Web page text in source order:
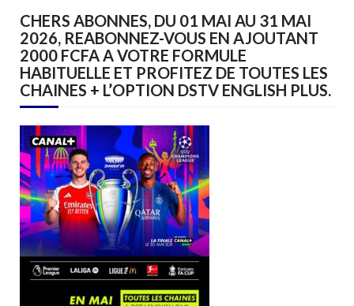
CHERS ABONNES, DU 01 MAI AU 31 MAI
2026, REABONNEZ-VOUS EN AJOUTANT
2000 FCFA A VOTRE FORMULE
HABITUELLE ET PROFITEZ DE TOUTES LES
CHAINES + L’OPTION DSTV ENGLISH PLUS.